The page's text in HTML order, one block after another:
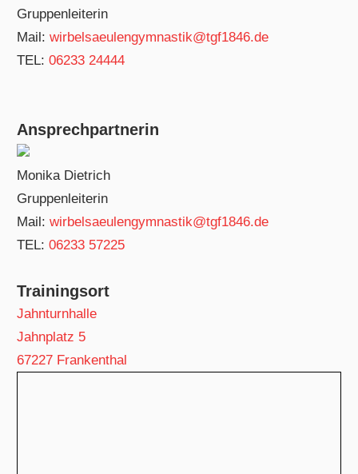
Gruppenleiterin
Mail:wirbelsaeulengymnastik@tgf1846.de
TEL:06233 24444
Ansprechpartnerin
Monika Dietrich
Gruppenleiterin
Mail:wirbelsaeulengymnastik@tgf1846.de
TEL:06233 57225
Trainingsort
Jahnturnhalle
Jahnplatz 5
67227 Frankenthal